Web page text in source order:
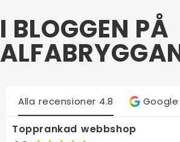
I BLOGGEN PÅ
Alla recensioner 4.8 Google
Topprankad webbshop